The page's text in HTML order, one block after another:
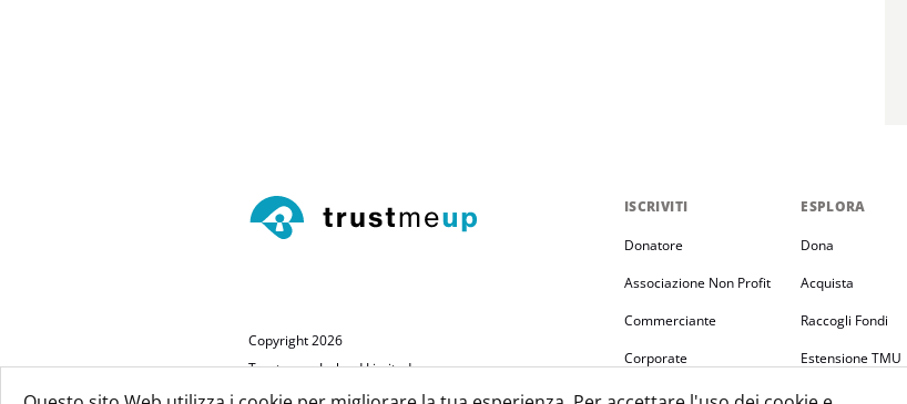
Copyright 2026
Trustmeup Ireland Limited
VAT 3804385KH
ISCRIVITI
Donatore
Associazione Non Profit
Commerciante
Corporate
ESPLORA
Dona
Acquista
Raccogli Fondi
Estensione TMU
Condizioni e Policy